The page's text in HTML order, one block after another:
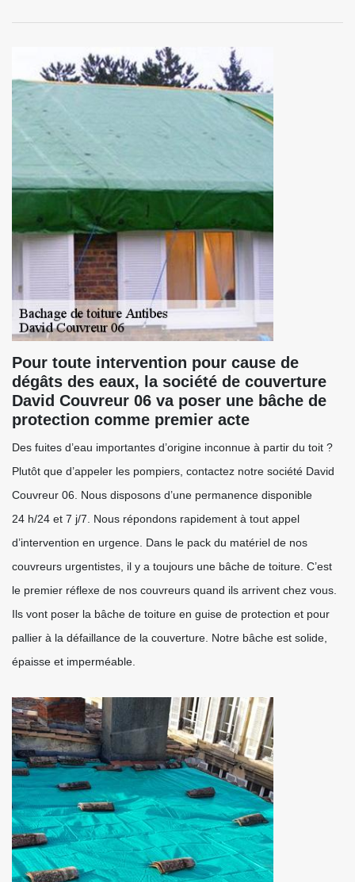
Pour toute intervention pour cause de
dégâts des eaux, la société de couverture
David Couvreur 06 va poser une bâche de
protection comme premier acte
Des fuites d’eau importantes d’origine inconnue à partir du toit ?
Plutôt que d’appeler les pompiers, contactez notre société David
Couvreur 06. Nous disposons d’une permanence disponible
24 h/24 et 7 j/7. Nous répondons rapidement à tout appel
d’intervention en urgence. Dans le pack du matériel de nos
couvreurs urgentistes, il y a toujours une bâche de toiture. C’est
le premier réflexe de nos couvreurs quand ils arrivent chez vous.
Ils vont poser la bâche de toiture en guise de protection et pour
pallier à la défaillance de la couverture. Notre bâche est solide,
épaisse et imperméable.